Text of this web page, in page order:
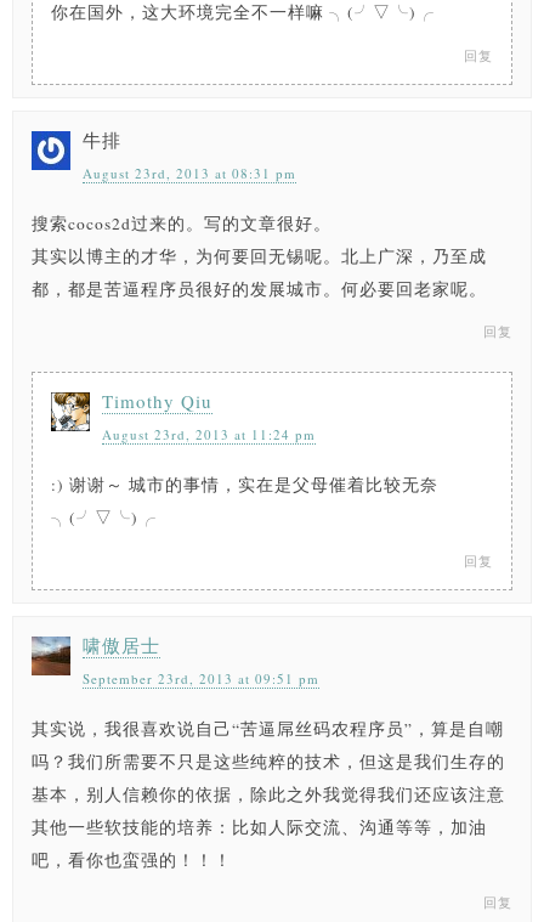
你在国外，这大环境完全不一样嘛 ╮(╯▽╰)╭
回复
牛排
August 23rd, 2013 at 08:31 pm
搜索cocos2d过来的。写的文章很好。
其实以博主的才华，为何要回无锡呢。北上广深，乃至成
都，都是苦逼程序员很好的发展城市。何必要回老家呢。
回复
Timothy Qiu
August 23rd, 2013 at 11:24 pm
:) 谢谢～ 城市的事情，实在是父母催着比较无奈
╮(╯▽╰)╭
回复
啸傲居士
September 23rd, 2013 at 09:51 pm
其实说，我很喜欢说自己“苦逼屌丝码农程序员”，算是自嘲
吗？我们所需要不只是这些纯粹的技术，但这是我们生存的
基本，别人信赖你的依据，除此之外我觉得我们还应该注意
其他一些软技能的培养：比如人际交流、沟通等等，加油
吧，看你也蛮强的！！！
回复